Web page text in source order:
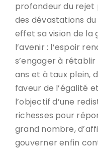
profondeur du rejet
des dévastations
effet sa vision de la
l’avenir : l’espoir
s’engager à
ans et à taux plein,
faveur de l’égalité
l’objectif d’une
richesses pour
grand nombre,
gouverner enfin